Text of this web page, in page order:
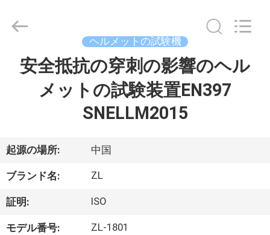
ダ
ク
ト
Dongguan
Zhongli
ヘルメットの試験機
安全抵抗の穿刺の影響のヘル
メットの試験装置EN397
SNELLM2015
起源の場所: 中国
ブランド名: ZL
証明: ISO
モデル番号: ZL-1801